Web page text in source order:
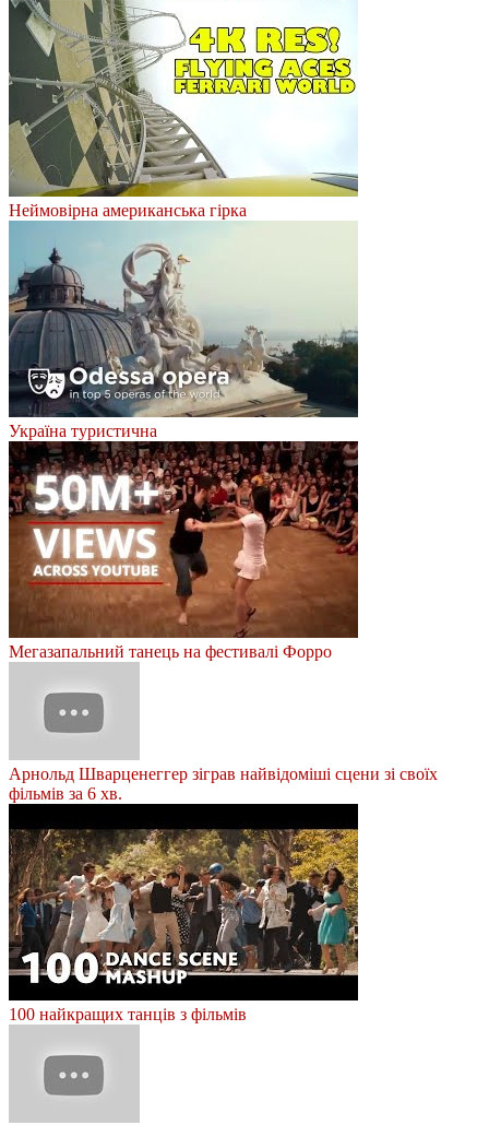
Неймовірна американська гірка
Україна туристична
Мегазапальний танець на фестивалі Форро
Арнольд Шварценеггер зіграв найвідоміші сцени зі своїх
фільмів за 6 хв.
100 найкращих танців з фільмів